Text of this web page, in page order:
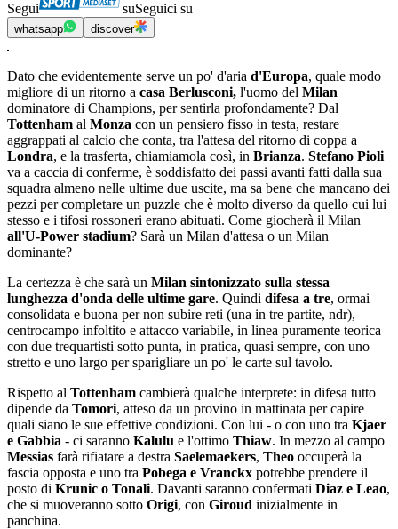
Segui suSeguici su
whatsapp discover
Dato che evidentemente serve un po' d'aria d'Europa, quale modo
migliore di un ritorno a casa Berlusconi, l'uomo del Milan
dominatore di Champions, per sentirla profondamente? Dal
Tottenham al Monza con un pensiero fisso in testa, restare
aggrappati al calcio che conta, tra l'attesa del ritorno di coppa a
Londra, e la trasferta, chiamiamola così, in Brianza. Stefano Pioli
va a caccia di conferme, è soddisfatto dei passi avanti fatti dalla sua
squadra almeno nelle ultime due uscite, ma sa bene che mancano dei
pezzi per completare un puzzle che è molto diverso da quello cui lui
stesso e i tifosi rossoneri erano abituati. Come giocherà il Milan
all'U-Power stadium? Sarà un Milan d'attesa o un Milan
dominante?
La certezza è che sarà un Milan sintonizzato sulla stessa
lunghezza d'onda delle ultime gare. Quindi difesa a tre, ormai
consolidata e buona per non subire reti (una in tre partite, ndr),
centrocampo infoltito e attacco variabile, in linea puramente teorica
con due trequartisti sotto punta, in pratica, quasi sempre, con uno
stretto e uno largo per sparigliare un po' le carte sul tavolo.
Rispetto al Tottenham cambierà qualche interprete: in difesa tutto
dipende da Tomori, atteso da un provino in mattinata per capire
quali siano le sue effettive condizioni. Con lui - o con uno tra Kjaer
e Gabbia - ci saranno Kalulu e l'ottimo Thiaw. In mezzo al campo
Messias farà rifiatare a destra Saelemaekers, Theo occuperà la
fascia opposta e uno tra Pobega e Vranckx potrebbe prendere il
posto di Krunic o Tonali. Davanti saranno confermati Diaz e Leao,
che si muoveranno sotto Origi, con Giroud inizialmente in
panchina.